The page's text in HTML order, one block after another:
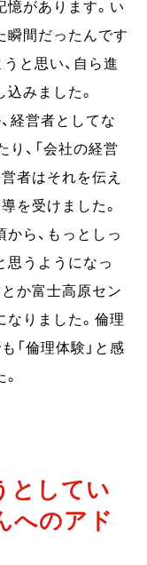
憶があります。い
瞬間だったんです
と思い、自ら進
みました。
経営者としてな
り、「会社の経営
者はそれを伝え
を受けました。
ら、もっとしっ
思うようになっ
か富士高原セン
なりました。倫理
「倫理体験」と感
としてい
へのアド